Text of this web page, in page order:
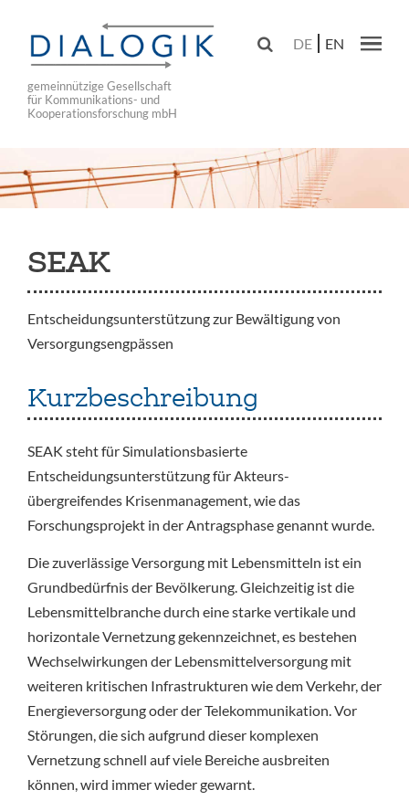
main
navigation
gemeinnützige Gesellschaft
für Kommunikations- und
Kooperationsforschung mbH
 DE EN
SEAK
Entscheidungsunterstützung zur Bewältigung von
Versorgungsengpässen
Kurzbeschreibung
SEAK steht für Simulationsbasierte
Entscheidungsunterstützung für Akteurs-
übergreifendes Krisenmanagement, wie das
Forschungsprojekt in der Antragsphase genannt wurde.
Die zuverlässige Versorgung mit Lebensmitteln ist ein
Grundbedürfnis der Bevölkerung. Gleichzeitig ist die
Lebensmittelbranche durch eine starke vertikale und
horizontale Vernetzung gekennzeichnet, es bestehen
Wechselwirkungen der Lebensmittelversorgung mit
weiteren kritischen Infrastrukturen wie dem Verkehr, der
Energieversorgung oder der Telekommunikation. Vor
Störungen, die sich aufgrund dieser komplexen
Vernetzung schnell auf viele Bereiche ausbreiten
können, wird immer wieder gewarnt.